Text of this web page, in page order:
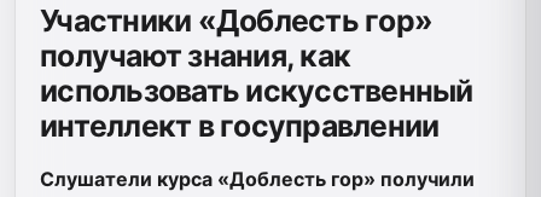
Участники «Доблесть гор»
получают знания, как
использовать искусственный
интеллект в госуправлении
Слушатели курса «Доблесть гор» получили